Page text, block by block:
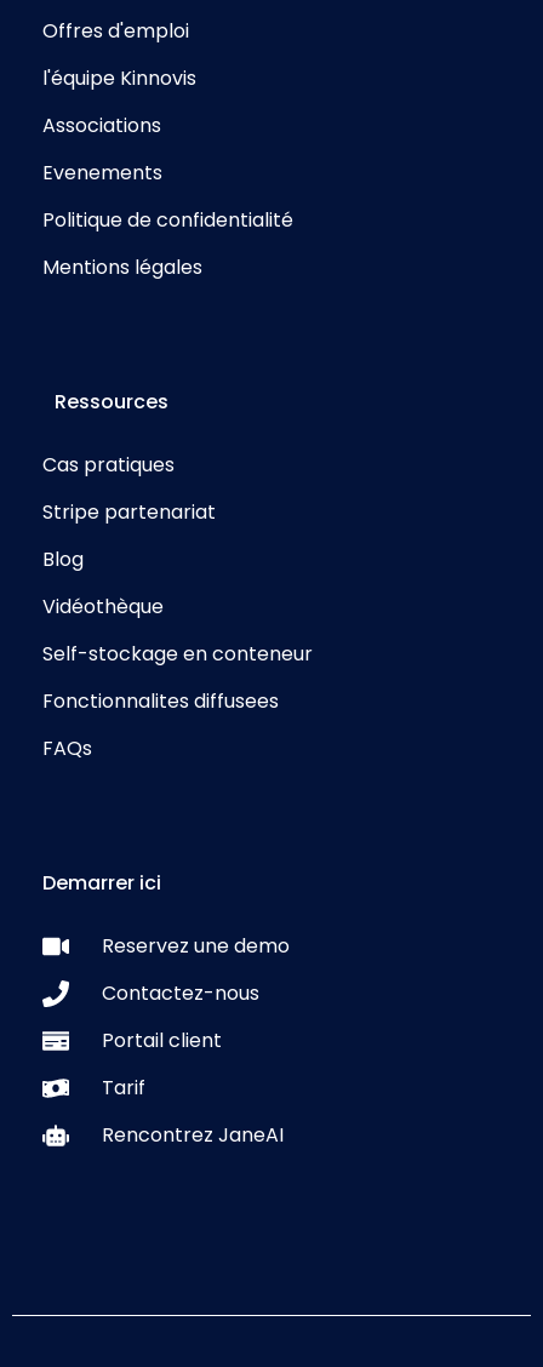
Offres d'emploi
l'équipe Kinnovis
Associations
Evenements
Politique de confidentialité
Mentions légales
Ressources
Cas pratiques
Stripe partenariat
Blog
Vidéothèque
Self-stockage en conteneur
Fonctionnalites diffusees
FAQs
Demarrer ici
Reservez une demo
Contactez-nous
Portail client
Tarif
Rencontrez JaneAI